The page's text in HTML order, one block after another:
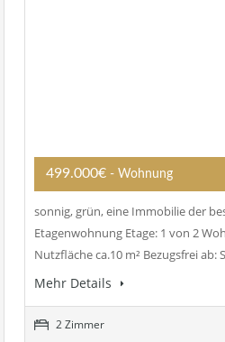
499.000€ - Wohnung
sonnig, grün, eine Immobilie der
Etagenwohnung Etage: 1 von 2
Nutzfläche ca.10 m² Bezugsfrei ab:
Mehr Details
2 Zimmer